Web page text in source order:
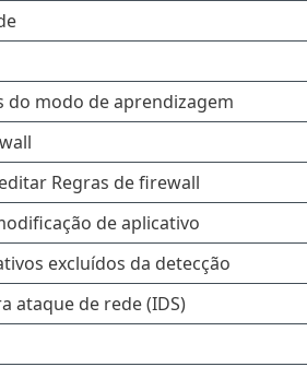
do modo de aprendizagem
Regras de firewall
de aplicativo
excluídos da detecção
ataque de rede (IDS)